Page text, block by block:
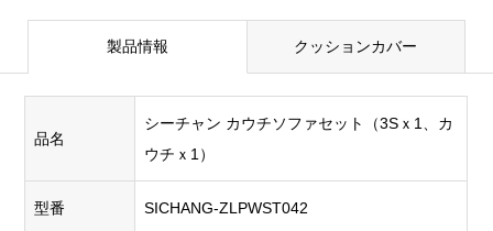
製品情報 クッションカバー
品名
シーチャン カウチソファセット（3Sｘ1、カ
ウチｘ1）
型番 SICHANG-ZLPWST042